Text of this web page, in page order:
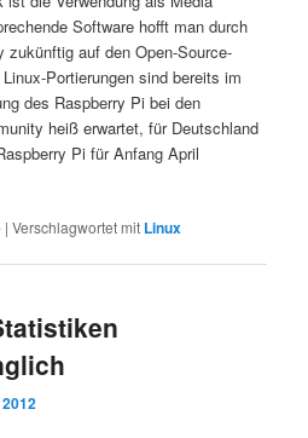
Software hofft man durch
zukünftig auf den Open-Source-
Portierungen sind bereits im
des Raspberry Pi bei den
heiß erwartet, für Deutschland
Pi für Anfang April
|Verschlagwortet mit Linux